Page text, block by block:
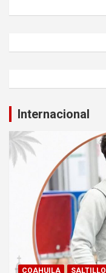
Internacional
COAHUILA SALTILLO